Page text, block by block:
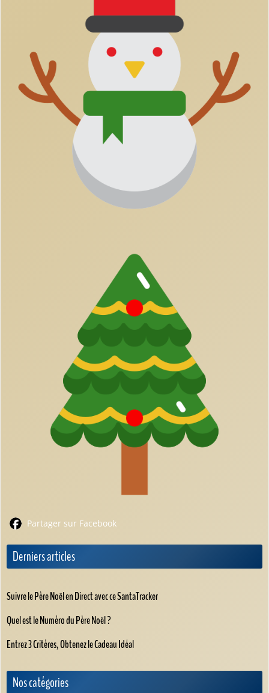
Partager sur Facebook
Derniers articles
Suivre le Père Noël en Direct avec ce SantaTracker
Quel est le Numéro du Père Noël ?
Entrez 3 Critères, Obtenez le Cadeau Idéal
Nos catégories